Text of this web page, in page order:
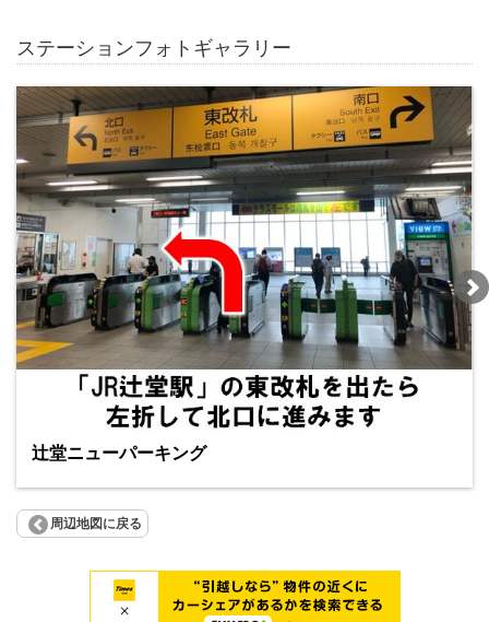
ステーションフォトギャラリー
辻堂ニューパーキング
周辺地図に戻る